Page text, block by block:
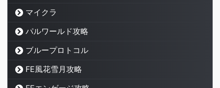
マイクラ
パルワールド攻略
ブループロトコル
FE風花雪月攻略